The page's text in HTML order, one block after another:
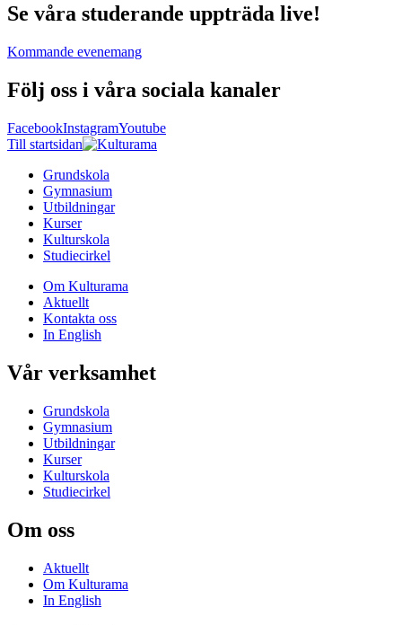
Se våra studerande uppträda live!
Kommande evenemang
Följ oss i våra sociala kanaler
FacebookInstagramYoutube
Till startsidan
Grundskola
Gymnasium
Utbildningar
Kurser
Kulturskola
Studiecirkel
Om Kulturama
Aktuellt
Kontakta oss
In English
Vår verksamhet
Grundskola
Gymnasium
Utbildningar
Kurser
Kulturskola
Studiecirkel
Om oss
Aktuellt
Om Kulturama
In English